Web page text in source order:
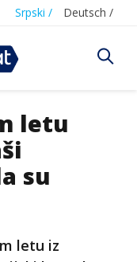
Srpski / Deutsch /
letu
su
letu iz